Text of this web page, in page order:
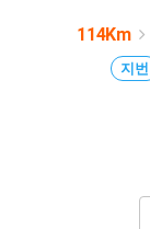
114Km
지번